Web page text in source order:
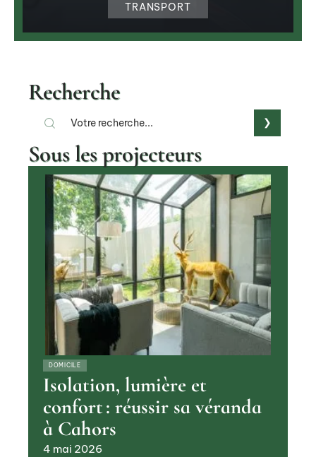
TRANSPORT
Recherche
Sous les projecteurs
DOMICILE
Isolation, lumière et
confort : réussir sa véranda
à Cahors
4 mai 2026